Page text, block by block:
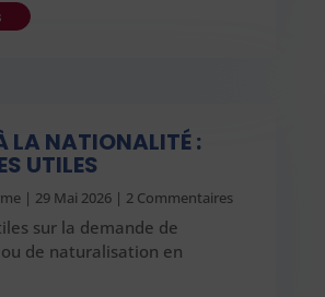
LA NATIONALITÉ :
UTILES
| 29 Mai 2026| 2 Commentaires
sur la demande de
de naturalisation en